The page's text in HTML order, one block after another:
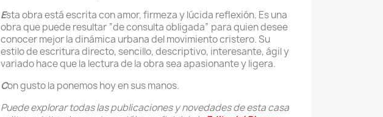
Esta obra está escrita con amor, firmeza y lúcida reflexión. Es una
obra que puede resultar “de consulta obligada” para quien desee
conocer mejor la dinámica urbana del movimiento cristero. Su
estilo de escritura directo, sencillo, descriptivo, interesante, ágil y
variado hace que la lectura de la obra sea apasionante y ligera.
Con gusto la ponemos hoy en sus manos.
Puede explorar todas las publicaciones y novedades de esta casa